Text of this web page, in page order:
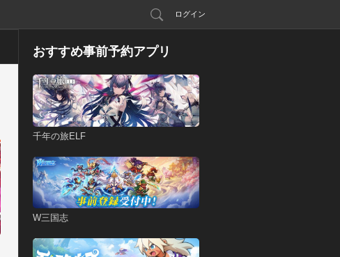
ログイン
おすすめ事前予約アプリ
千年の旅ELF
W三国志